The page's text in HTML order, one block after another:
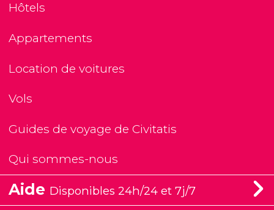
Hôtels
Appartements
Location de voitures
Vols
Guides de voyage de Civitatis
Qui sommes-nous
Aide Disponibles 24h/24 et 7j/7